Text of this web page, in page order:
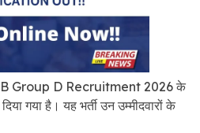
RRB Group D Recruitment 2026 के
गया है। यह भर्ती उन उम्मीदवारों के